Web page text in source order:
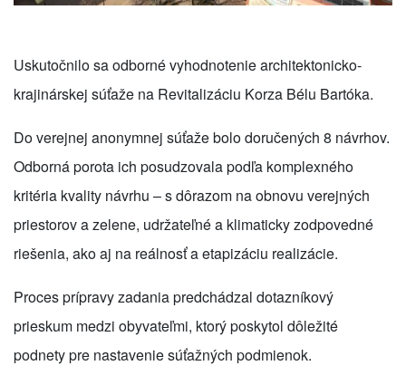
Uskutočnilo sa odborné vyhodnotenie architektonicko-
krajinárskej súťaže na Revitalizáciu Korza Bélu Bartóka.
Do verejnej anonymnej súťaže bolo doručených 8 návrhov.
Odborná porota ich posudzovala podľa komplexného
kritéria kvality návrhu – s dôrazom na obnovu verejných
priestorov a zelene, udržateľné a klimaticky zodpovedné
riešenia, ako aj na reálnosť a etapizáciu realizácie.
Proces prípravy zadania predchádzal dotazníkový
prieskum medzi obyvateľmi, ktorý poskytol dôležité
podnety pre nastavenie súťažných podmienok.